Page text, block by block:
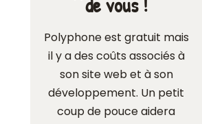
Polyphone est gratuit mais
il y a des coûts associés à
son site web et à son
développement. Un petit
coup de pouce aidera